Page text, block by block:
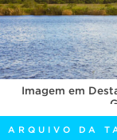
CONCURSOS
EDITAIS
INTERNACIONAL
OUVIDORIA
PORTARIAS
Imagem em
ARQUIVO DA